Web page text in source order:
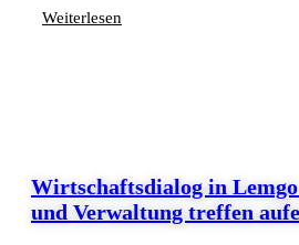
Weiterlesen
Wirtschaftsdialog in
und Verwaltung treffen